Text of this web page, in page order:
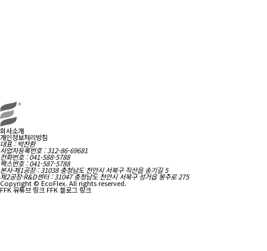
회사소개
개인정보처리방침
대표 : 박찬환
사업자등록번호 : 312-86-69681
전화번호 : 041-588-5788
팩스번호 : 041-587-5788
본사·제1공장 : 31038 충청남도 천안시 서북구 직산읍 송기길 5
제2공장·R&D센터 : 31047 충청남도 천안시 서북구 성거읍 봉주로 275
Copyright © EcoFlex. All rights reserved.
FFK 유튜브 링크 FFK 블로그 링크